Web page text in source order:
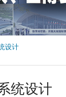
设计
统设计